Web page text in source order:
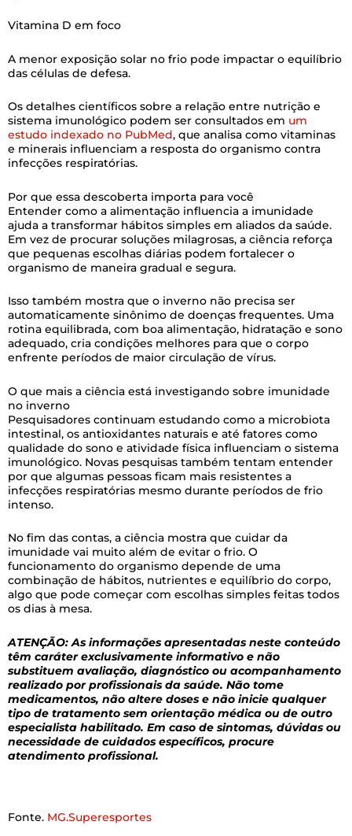
Vitamina D em foco
A menor exposição solar no frio pode impactar o equilíbrio
das células de defesa.
Os detalhes científicos sobre a relação entre nutrição e
sistema imunológico podem ser consultados em um
estudo indexado no PubMed, que analisa como vitaminas
e minerais influenciam a resposta do organismo contra
infecções respiratórias.
Por que essa descoberta importa para você
Entender como a alimentação influencia a imunidade
ajuda a transformar hábitos simples em aliados da saúde.
Em vez de procurar soluções milagrosas, a ciência reforça
que pequenas escolhas diárias podem fortalecer o
organismo de maneira gradual e segura.
Isso também mostra que o inverno não precisa ser
automaticamente sinônimo de doenças frequentes. Uma
rotina equilibrada, com boa alimentação, hidratação e sono
adequado, cria condições melhores para que o corpo
enfrente períodos de maior circulação de vírus.
O que mais a ciência está investigando sobre imunidade
no inverno
Pesquisadores continuam estudando como a microbiota
intestinal, os antioxidantes naturais e até fatores como
qualidade do sono e atividade física influenciam o sistema
imunológico. Novas pesquisas também tentam entender
por que algumas pessoas ficam mais resistentes a
infecções respiratórias mesmo durante períodos de frio
intenso.
No fim das contas, a ciência mostra que cuidar da
imunidade vai muito além de evitar o frio. O
funcionamento do organismo depende de uma
combinação de hábitos, nutrientes e equilíbrio do corpo,
algo que pode começar com escolhas simples feitas todos
os dias à mesa.
ATENÇÃO: As informações apresentadas neste conteúdo
têm caráter exclusivamente informativo e não
substituem avaliação, diagnóstico ou acompanhamento
realizado por profissionais da saúde. Não tome
medicamentos, não altere doses e não inicie qualquer
tipo de tratamento sem orientação médica ou de outro
especialista habilitado. Em caso de sintomas, dúvidas ou
necessidade de cuidados específicos, procure
atendimento profissional.
Fonte. MG.Superesportes